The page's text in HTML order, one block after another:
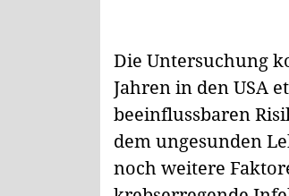
Die Untersuchung
Jahren in den USA
beeinflussbaren
dem ungesunden
noch weitere